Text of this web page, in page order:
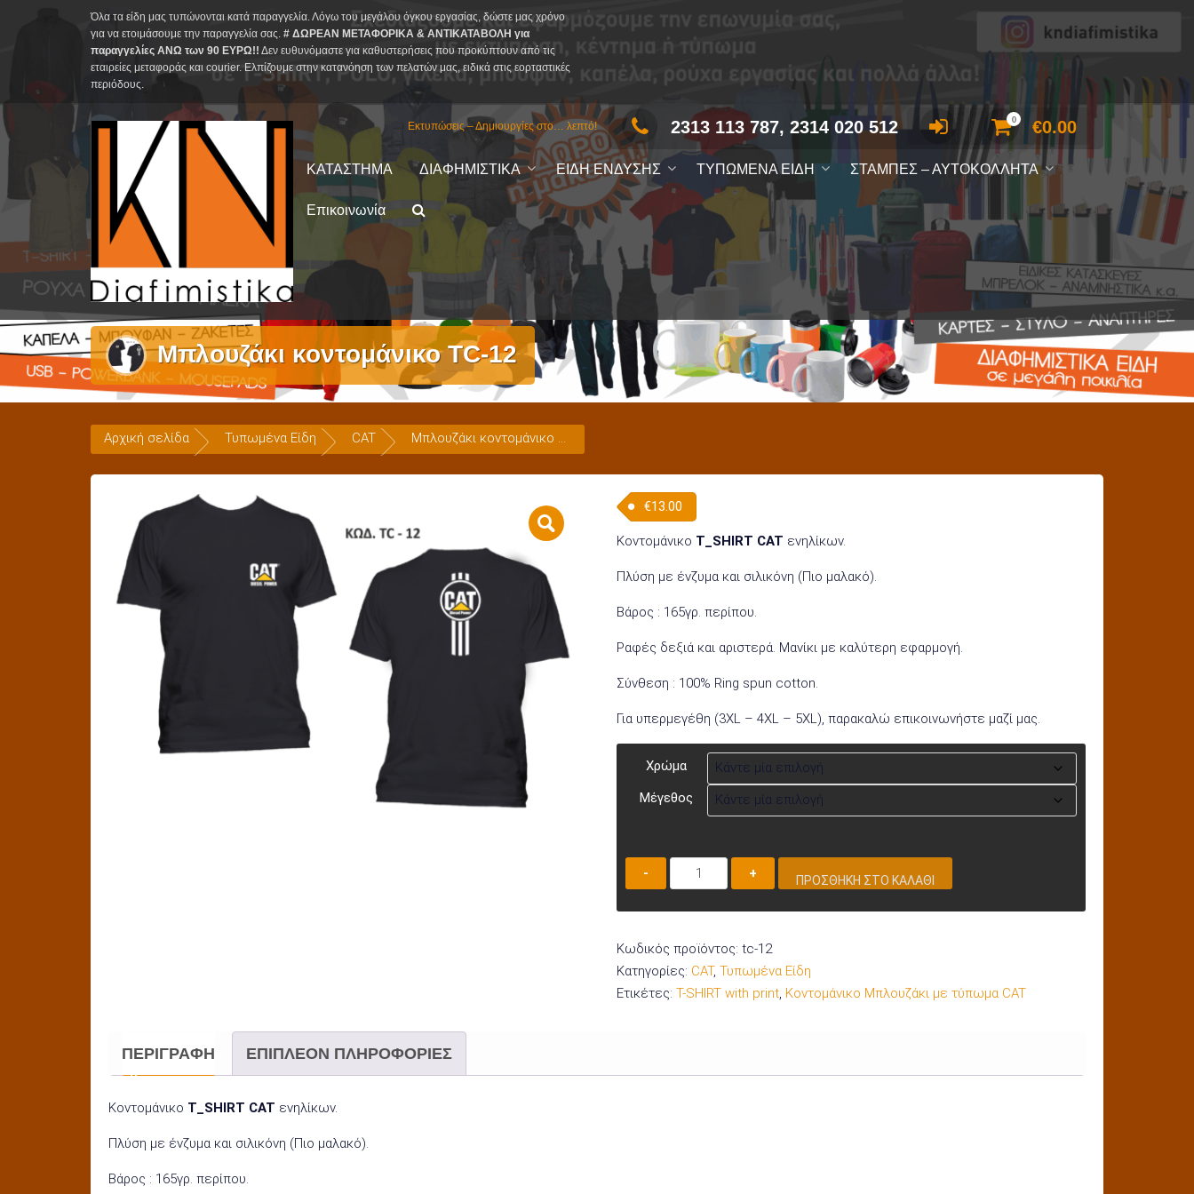
Όλα τα είδη μας τυπώνονται κατά παραγγελία. Λόγω του μεγάλου όγκου εργασίας, δώστε μας χρόνο
για να ετοιμάσουμε την παραγγελία σας. # ΔΩΡΕΑΝ ΜΕΤΑΦΟΡΙΚΑ & ΑΝΤΙΚΑΤΑΒΟΛΗ για
παραγγελίες ΑΝΩ των 90 ΕΥΡΩ!! Δεν ευθυνόμαστε για καθυστερήσεις που προκύπτουν από τις
εταιρείες μεταφοράς και courier. Ελπίζουμε στην κατανόηση των πελατών μας, ειδικά στις εορταστικές
περιόδους.
Εκτυπώσεις – Δημιουργίες στο… λεπτό! 2313 113 787, 2314 020 512 0 €0.00
ΚΑΤΑΣΤΗΜΑ ΔΙΑΦΗΜΙΣΤΙΚΑ ΕΙΔΗ ΕΝΔΥΣΗΣ ΤΥΠΩΜΕΝΑ ΕΙΔΗ ΣΤΑΜΠΕΣ – ΑΥΤΟΚΟΛΛΗΤΑ
Επικοινωνία
Μπλουζάκι κοντομάνικο TC-12
Αρχική σελίδα Τυπωμένα Είδη CAT Μπλουζάκι κοντομάνικο TC-12
€13.00
Κοντομάνικο T_SHIRT CAT ενηλίκων.
Πλύση με ένζυμα και σιλικόνη (Πιο μαλακό).
Βάρος : 165γρ. περίπου.
Ραφές δεξιά και αριστερά. Μανίκι με καλύτερη εφαρμογή.
Σύνθεση : 100% Ring spun cotton.
Για υπερμεγέθη (3XL – 4XL – 5XL), παρακαλώ επικοινωνήστε μαζί μας.
Χρώμα
Μέγεθος
Μπλουζάκι
κοντομάνικο
TC-
ποσότητα
ΠΡΟΣΘΉΚΗ ΣΤΟ ΚΑΛΆΘΙ
Κωδικός προϊόντος: tc-12
Κατηγορίες: CAT, Τυπωμένα Είδη
Ετικέτες: T-SHIRT with print, Κοντομάνικο Μπλουζάκι με τύπωμα CAT
ΠΕΡΙΓΡΑΦΉ ΕΠΙΠΛΈΟΝ ΠΛΗΡΟΦΟΡΊΕΣ
Κοντομάνικο T_SHIRT CAT ενηλίκων.
Πλύση με ένζυμα και σιλικόνη (Πιο μαλακό).
Βάρος : 165γρ. περίπου.